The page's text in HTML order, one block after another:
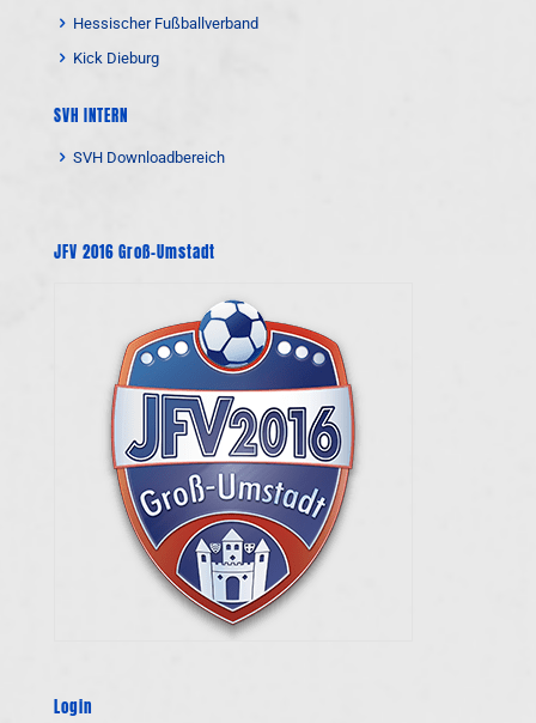
Hessischer Fußballverband
Kick Dieburg
SVH INTERN
SVH Downloadbereich
JFV 2016 Groß-Umstadt
Login